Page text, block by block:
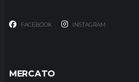
FACEBOOK INSTAGRAM
MERCATO